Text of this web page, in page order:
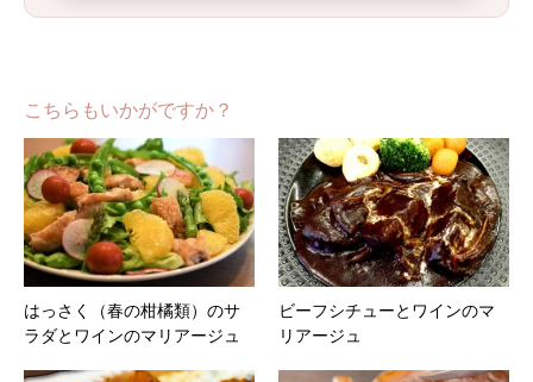
こちらもいかがですか？
はっさく（春の柑橘類）のサ
ラダとワインのマリアージュ
ビーフシチューとワインのマ
リアージュ